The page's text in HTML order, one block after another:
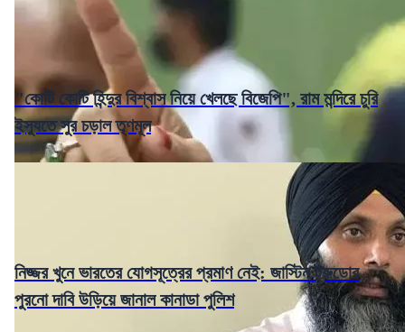
"কোটি কোটি হিন্দুর বিশ্বাস নিয়ে খেলছে বিজেপি", রাম মন্দিরে চুরি
ইস্যুতে সুর চড়াল তৃণমূল
নিজ্জর খুনে ভারতের যোগসূত্রের প্রমাণ নেই: জাস্টিন ট্রুডোর
পুরনো দাবি উড়িয়ে জানাল কানাডা পুলিশ